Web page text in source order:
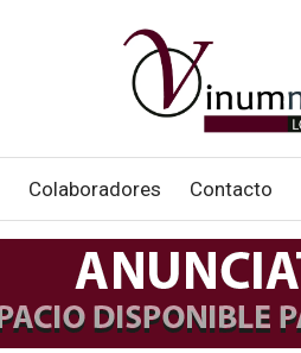
Colaboradores Contacto